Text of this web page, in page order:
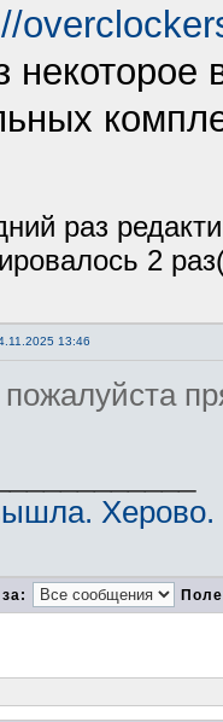
некоторое
раз
2
13:46
Херово.